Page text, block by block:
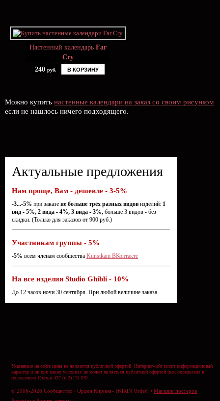
Настенный календарь Far
Cry
240 руб. В КОРЗИНУ
Можно купить настенные календари на заказ со своим рисунком
если не нашлось ничего подходящего.
Актуальные предложения
Нам проще, Вам - дешевле - 3-5%
-3...-5% при заказе не больше трёх разных видов изделий: 1
вид - 5%, 2 вида - 4%, 3 вида - 3%, больше 3 видов - без
скидки. (Только для заказов от 900 руб.)
Участникам группы - 5%
-5% всем членам сообщества Kunstkam ВКонтакте
На все изделия Studio Ghibli - 10%
До 12 часов ночи 30 сентября. При любой величине заказа
Указанные на сайте цены не являются публичной офертой. Интернет-сайт носит информационный
характер и ни при каких условиях не может являеться публичной офертой (как определено в
положениях Статьи 437 (п.2) ГК РФ.
© 2006-2026 Сообщество «Орден Кирина» (KiRiN Order) • Магазин постеров